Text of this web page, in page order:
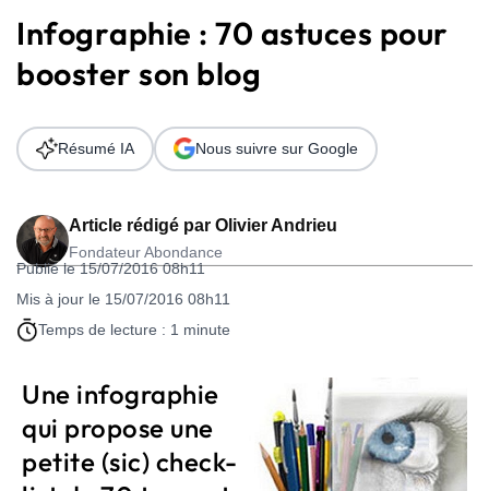
Solutions
Ressources
Audit SEO
Infographie : 70 astuces pour
booster son blog
Article rédigé par Olivier Andrieu
Fondateur Abondance
Publié le 15/07/2016 08h11
Mis à jour le 15/07/2016 08h11
Temps de lecture : 1 minute
Résumé IA Nous suivre sur Google
Une infographie
qui propose une
petite (sic) check-